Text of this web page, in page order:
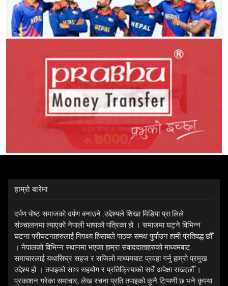
हाम्रो बारेमा
दर्पण पोष्ट समाजको दर्पण बनाउने .उद्देश्यले शिखा मिडिया प्रा.लिले
संञ्चालनमा ल्याएको नेपाली भाषाको पत्रिका हो । समाजमा घट्ने विभिन्न
घटना परीघटनाहरुलाई निपक्ष्य हिसाबले पाठक समक्ष पुर्याउन हामी प्रतिवद्ध छौँ
। नेपालको विभिन्न स्थानमा भएका हाम्रा संवाददाताहरुको माध्यमबाट
समाचारलाई यथासिघ्र सहज र सजिलो माध्यमबाट प्रवहा गर्नु हाम्रो प्रमुख
उद्देश्य हो । तपाइको साथ सहयोग र प्रतिक्रियाको सधैँ अपेक्षा राख्दछौँ ।
प्रकाशन गरेका समाचार, लेख रचना प्रति तपाइको कुनै टिप्पणी छ भने कृपया